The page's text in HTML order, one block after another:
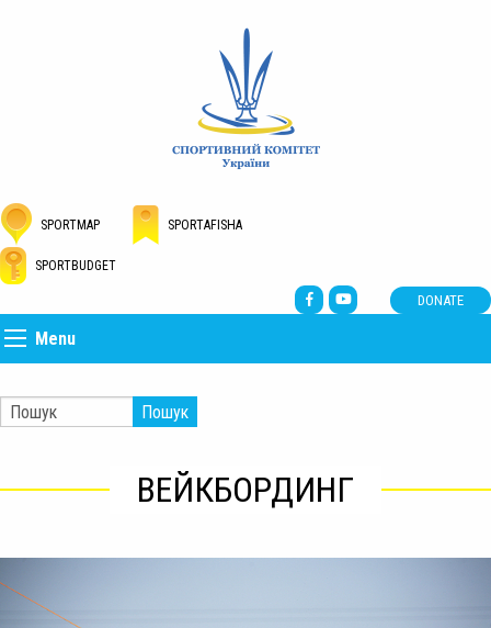
SPORTMAP SPORTAFISHA
SPORTBUDGET
DONATE
Menu
Пошук
ВЕЙКБОРДИНГ